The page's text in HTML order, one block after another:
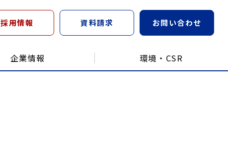
採用情報 資料請求 お問い合わせ
企業情報 環境・CSR